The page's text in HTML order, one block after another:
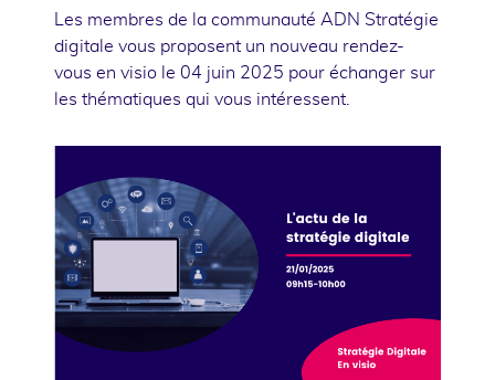
Les membres de la communauté ADN Stratégie
digitale vous proposent un nouveau rendez-
vous en visio le 04 juin 2025 pour échanger sur
les thématiques qui vous intéressent.